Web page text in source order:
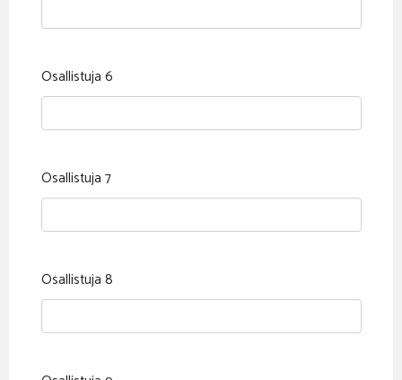
Osallistuja 6
Osallistuja 7
Osallistuja 8